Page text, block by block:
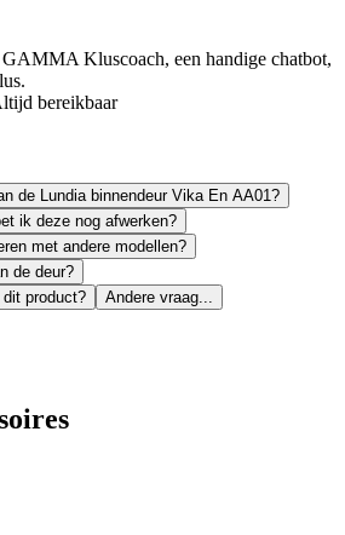
Kluscoach, een handige chatbot,
bereikbaar
de Lundia binnendeur Vika En AA01?
ik deze nog afwerken?
met andere modellen?
de deur?
product?
Andere vraag...